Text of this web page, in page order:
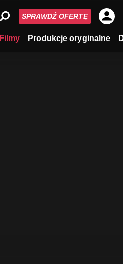
Filmy Produkcje oryginalne
SPRAWDŹ OFERTĘ